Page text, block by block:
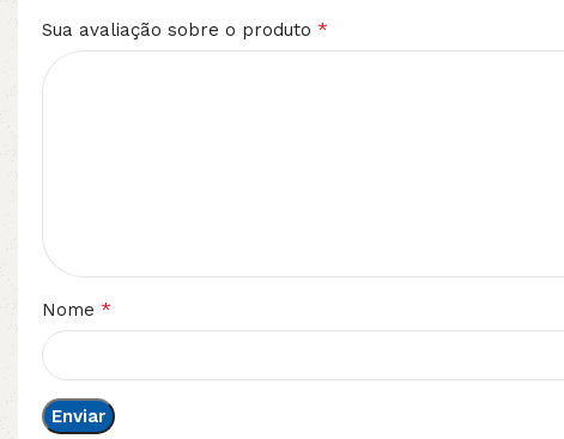
Sua avaliação sobre o produto *
Nome *